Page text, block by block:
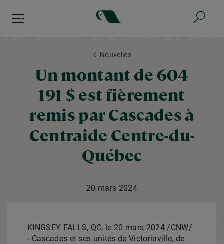
Nouvelles
Un montant de 604
191 $ est fièrement
remis par Cascades à
Centraide Centre-du-
Québec
20 mars 2024
KINGSEY FALLS, QC, le 20 mars 2024/CNW/
- Cascades et ses unités de Victoriaville, de